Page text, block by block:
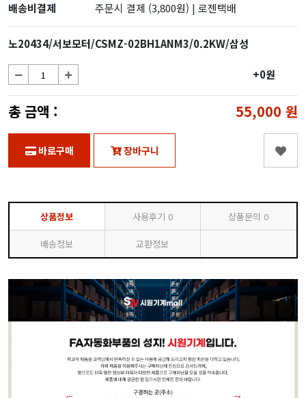
배송비결제
주문시 결제 (3,800원) | 로젠택배
노20434/서보모터/CSMZ-02BH1ANM3/0.2KW/삼성
+0원
총 금액 : 55,000 원
바로구매 장바구니
상품정보 사용후기 0 상품문의 0
배송정보 교환정보